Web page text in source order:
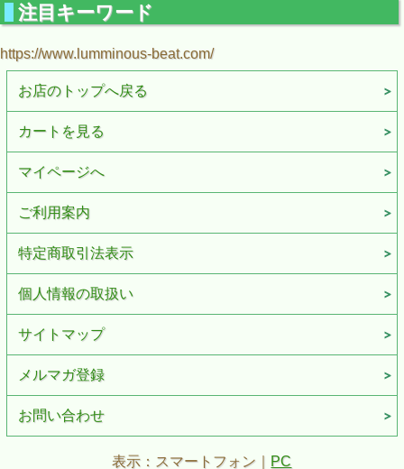
注目キーワード
https://www.lumminous-beat.com/
お店のトップへ戻る
カートを見る
マイページへ
ご利用案内
特定商取引法表示
個人情報の取扱い
サイトマップ
メルマガ登録
お問い合わせ
表示：スマートフォン｜ PC